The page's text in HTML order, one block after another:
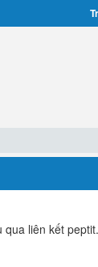
liên kết peptit.